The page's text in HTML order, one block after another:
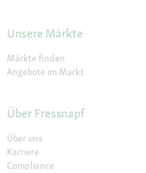
Unsere Märkte
Märkte finden
Angebote im Markt
Über Fressnapf
Über uns
Karriere
Compliance